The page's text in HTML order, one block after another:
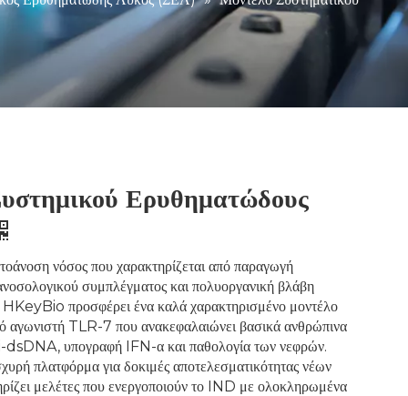
Ερυθηματώδους
νόσος που χαρακτηρίζεται από παραγωγή
συμπλέγματος και πολυοργανική βλάβη
προσφέρει ένα καλά χαρακτηρισμένο μοντέλο
αγωνιστή TLR-7 που ανακεφαλαιώνει βασικά ανθρώπινα
dsDNA, υπογραφή IFN-α και παθολογία των νεφρών.
πλατφόρμα για δοκιμές αποτελεσματικότητας νέων
μελέτες που ενεργοποιούν το IND με ολοκληρωμένα